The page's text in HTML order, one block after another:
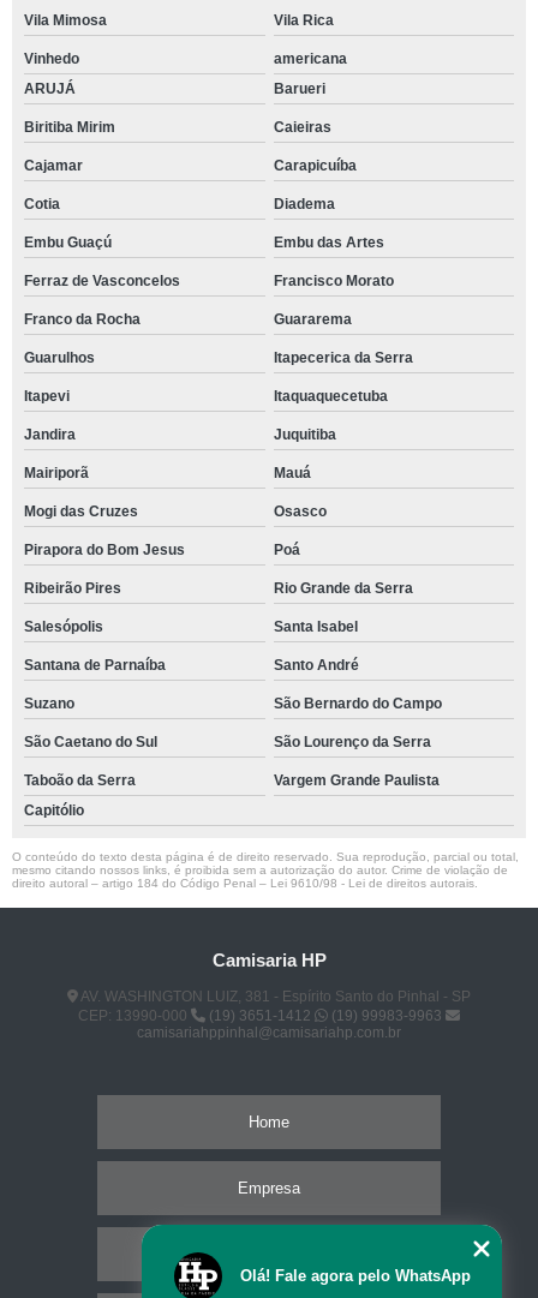
Vila Mimosa Vila Rica
Vinhedo
americana
ARUJÁ
Barueri
Biritiba Mirim Caieiras
Cajamar Carapicuíba
Cotia Diadema
Embu Guaçú Embu das Artes
Ferraz de Vasconcelos Francisco Morato
Franco da Rocha Guararema
Guarulhos Itapecerica da Serra
Itapevi Itaquaquecetuba
Jandira Juquitiba
Mairiporã Mauá
Mogi das Cruzes Osasco
Pirapora do Bom Jesus Poá
Ribeirão Pires Rio Grande da Serra
Salesópolis Santa Isabel
Santana de Parnaíba Santo André
Suzano São Bernardo do Campo
São Caetano do Sul São Lourenço da Serra
Taboão da Serra
Vargem Grande Paulista
Capitólio
O conteúdo do texto desta página é de direito reservado. Sua reprodução, parcial ou total,
mesmo citando nossos links, é proibida sem a autorização do autor. Crime de violação de
direito autoral – artigo 184 do Código Penal – Lei 9610/98 - Lei de direitos autorais
Camisaria HP
AV. WASHINGTON LUIZ, 381 - Espírito Santo do Pinhal - SP
CEP: 13990-000
(19) 3651-1412
(19) 99983-9963
camisariahppinhal@camisariahp.com.br
Home
Empresa
Olá! Fale agora pelo WhatsApp